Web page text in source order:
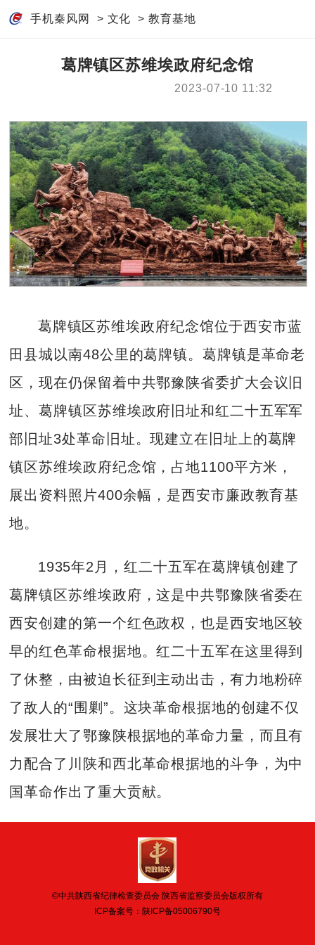
手机秦风网 > 文化 > 教育基地
葛牌镇区苏维埃政府纪念馆
2023-07-10 11:32
葛牌镇区苏维埃政府纪念馆位于西安市蓝
田县城以南48公里的葛牌镇。葛牌镇是革命老
区，现在仍保留着中共鄂豫陕省委扩大会议旧
址、葛牌镇区苏维埃政府旧址和红二十五军军
部旧址3处革命旧址。现建立在旧址上的葛牌
镇区苏维埃政府纪念馆，占地1100平方米，
展出资料照片400余幅，是西安市廉政教育基
地。
1935年2月，红二十五军在葛牌镇创建了
葛牌镇区苏维埃政府，这是中共鄂豫陕省委在
西安创建的第一个红色政权，也是西安地区较
早的红色革命根据地。红二十五军在这里得到
了休整，由被迫长征到主动出击，有力地粉碎
了敌人的“围剿”。这块革命根据地的创建不仅
发展壮大了鄂豫陕根据地的革命力量，而且有
力配合了川陕和西北革命根据地的斗争，为中
国革命作出了重大贡献。
©中共陕西省纪律检查委员会 陕西省监察委员会版权所有
ICP备案号： 陕ICP备05006790号